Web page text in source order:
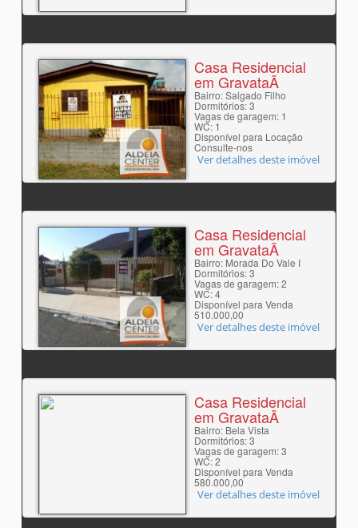
Casa Residencial
em GravataÃ­
Bairro: Salgado Filho
Dormitórios: 3
Vagas de garagem: 1
WC: 1
Disponível para Locação
Consulte-nos
Ver detalhes deste imóvel
Casa Residencial
em GravataÃ­
Bairro: Morada Do Vale I
Dormitórios: 3
Vagas de garagem: 2
WC: 4
Disponível para Venda
510.000,00
Ver detalhes deste imóvel
Casa Residencial
em GravataÃ­
Bairro: Bela Vista
Dormitórios: 3
Vagas de garagem: 3
WC: 2
Disponível para Venda
580.000,00
Ver detalhes deste imóvel